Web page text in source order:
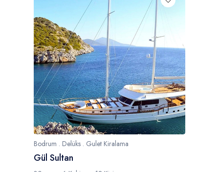
Bodrum . Delüks . Gulet Kiralama
Gül Sultan